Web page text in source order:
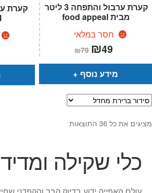
קערת ערבול והתפחה 3 ליטר
מבית food appeal
חסר במלאי
₪79 המחיר
המקורי
היה:
₪79.
₪49
הוא:
מידע נוסף
מציגים את כל ⁦36⁩ התוצאות
כלי שקילה